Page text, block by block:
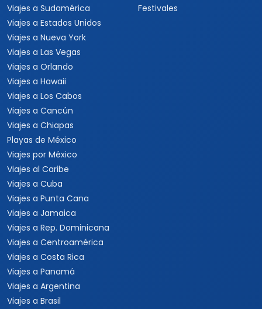
Viajes a Sudamérica
Viajes a Estados Unidos
Viajes a Nueva York
Viajes a Las Vegas
Viajes a Orlando
Viajes a Hawaii
Viajes a Los Cabos
Viajes a Cancún
Viajes a Chiapas
Playas de México
Viajes por México
Viajes al Caribe
Viajes a Cuba
Viajes a Punta Cana
Viajes a Jamaica
Viajes a Rep. Dominicana
Viajes a Centroamérica
Viajes a Costa Rica
Viajes a Panamá
Viajes a Argentina
Viajes a Brasil
Festivales